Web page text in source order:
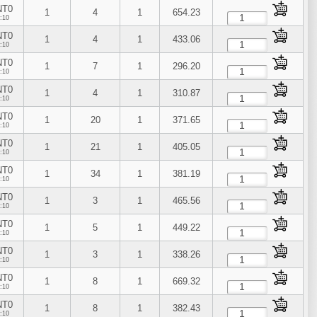
1 4 1 654.23
1 4 1 433.06
1 7 1 296.20
1 4 1 310.87
1 20 1 371.65
1 21 1 405.05
1 34 1 381.19
1 3 1 465.56
1 5 1 449.22
1 3 1 338.26
1 8 1 669.32
1 8 1 382.43